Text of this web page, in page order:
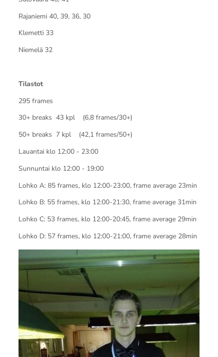
Rajaniemi 40, 39, 36, 30
Klemetti 33
Niemelä 32
Tilastot
295 frames
30+ breaks 43 kpl (6,8 frames/30+)
50+ breaks 7 kpl (42,1 frames/50+)
Lauantai klo 12:00 - 23:00
Sunnuntai klo 12:00 - 19:00
Lohko A: 85 frames, klo 12:00-23:00, frame average 23min
Lohko B: 55 frames, klo 12:00-21:30, frame average 31min
Lohko C: 53 frames, klo 12:00-20:45, frame average 29min
Lohko D: 57 frames, klo 12:00-21:00, frame average 28min